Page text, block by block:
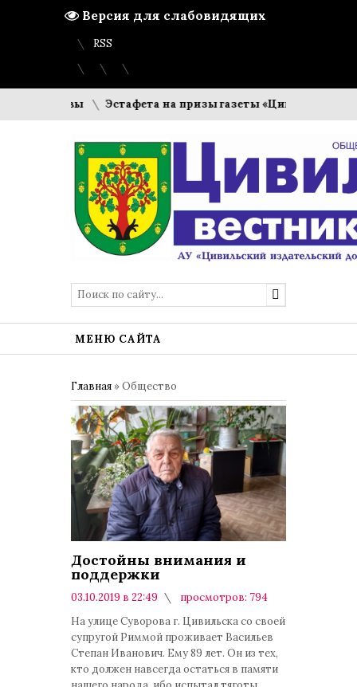
Версия для слабовидящих
Вход Регистрация
Карта сайта
RSS
Эстафета на призы газеты «Цивильский вестник»
МЕНЮ САЙТА
Главная »Общество
Достойны внимания и
поддержки
03.10.2019 в 22:49
просмотров: 794
На улице Суворова г. Цивильска со своей
супругой Риммой проживает Васильев
Степан Иванович. Ему 89 лет. Он из тех,
кто должен навсегда остаться в памяти